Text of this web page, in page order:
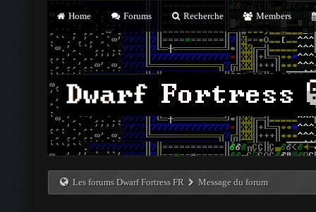
Home Forums Recherche Members
Les forums Dwarf Fortress FR Message du forum